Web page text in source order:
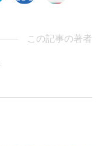
この記事の著者